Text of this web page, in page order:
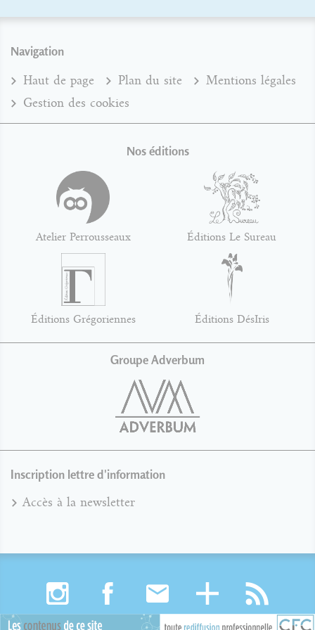
Navigation
Haut de page Plan du site
Mentions légales
Gestion des cookies
Nos éditions
Atelier Perrousseaux Éditions Le Sureau
Éditions Grégoriennes Éditions DésIris
Groupe Adverbum
Inscription lettre d'information
Accès à la newsletter